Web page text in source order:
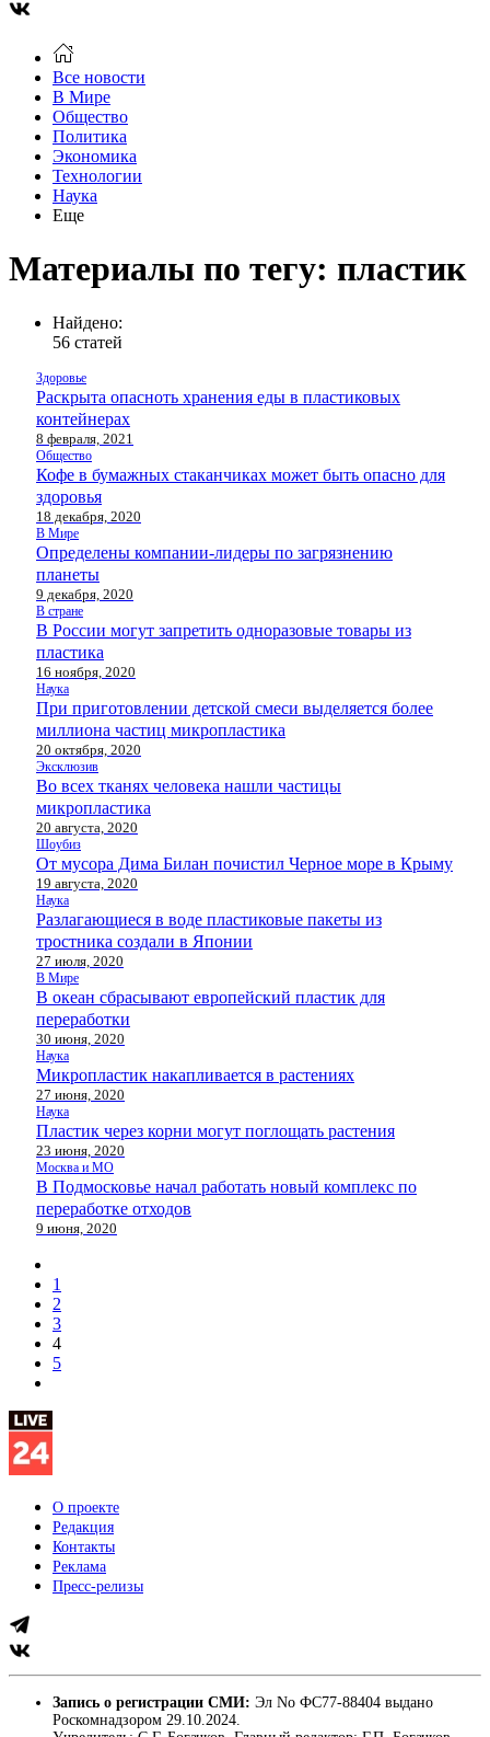
Все новости
В Мире
Общество
Политика
Экономика
Технологии
Наука
Еще
Материалы по тегу: пластик
Найдено:
56 статей
Здоровье
Раскрыта опасноть хранения еды в пластиковых
контейнерах
8 февраля, 2021
Общество
Кофе в бумажных стаканчиках может быть опасно для
здоровья
18 декабря, 2020
В Мире
Определены компании-лидеры по загрязнению
планеты
9 декабря, 2020
В стране
В России могут запретить одноразовые товары из
пластика
16 ноября, 2020
Наука
При приготовлении детской смеси выделяется более
миллиона частиц микропластика
20 октября, 2020
Эксклюзив
Во всех тканях человека нашли частицы
микропластика
20 августа, 2020
Шоубиз
От мусора Дима Билан почистил Черное море в Крыму
19 августа, 2020
Наука
Разлагающиеся в воде пластиковые пакеты из
тростника создали в Японии
27 июля, 2020
В Мире
В океан сбрасывают европейский пластик для
переработки
30 июня, 2020
Наука
Микропластик накапливается в растениях
27 июня, 2020
Наука
Пластик через корни могут поглощать растения
23 июня, 2020
Москва и МО
В Подмосковье начал работать новый комплекс по
переработке отходов
9 июня, 2020
1
2
3
4
5
О проекте
Редакция
Контакты
Реклама
Пресс-релизы
Запись о регистрации СМИ: Эл No ФС77-88404 выдано
Роскомнадзором 29.10.2024.